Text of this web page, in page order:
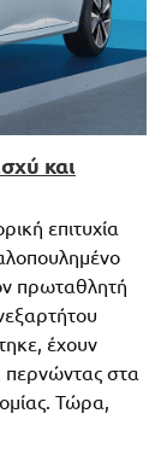
και
επιτυχία
πρωταθλητή
έχουν
περνώντας στα
Τώρα,